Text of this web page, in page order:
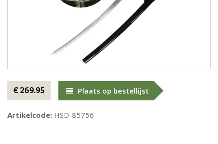
€ 269.95 Plaats op bestellijst
Artikelcode: HSD-85756